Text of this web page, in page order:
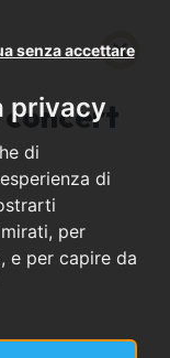
privacy
di
di
per
e per capire da
senza accettare
concert